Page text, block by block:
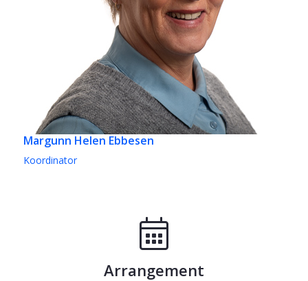
Margunn Helen Ebbesen
Koordinator
Arrangement